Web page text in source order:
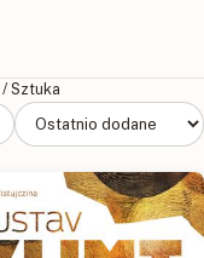
/ Sztuka